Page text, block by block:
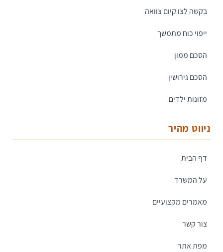
בקשה לצו קיום צוואה
ייפוי כוח מתמשך
הסכם ממון
הסכם גירושין
מזונות ילדים
ניווט מהיר
דף הבית
על המשרד
מאמרים מקצועיים
צור קשר
מפת אתר